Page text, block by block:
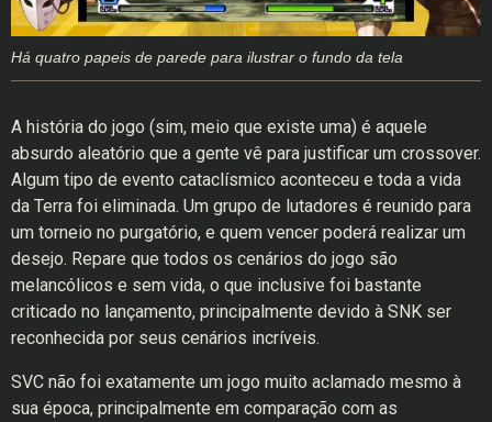
Há quatro papeis de parede para ilustrar o fundo da tela
A história do jogo (sim, meio que existe uma) é aquele
absurdo aleatório que a gente vê para justificar um crossover.
Algum tipo de evento cataclísmico aconteceu e toda a vida
da Terra foi eliminada. Um grupo de lutadores é reunido para
um torneio no purgatório, e quem vencer poderá realizar um
desejo. Repare que todos os cenários do jogo são
melancólicos e sem vida, o que inclusive foi bastante
criticado no lançamento, principalmente devido à SNK ser
reconhecida por seus cenários incríveis.
SVC não foi exatamente um jogo muito aclamado mesmo à
sua época, principalmente em comparação com as